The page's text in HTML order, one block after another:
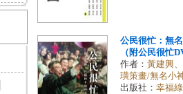
公民很忙：無
（附公民很忙
作者： 黃建興
璜策畫/無名小
出版社： 幸福